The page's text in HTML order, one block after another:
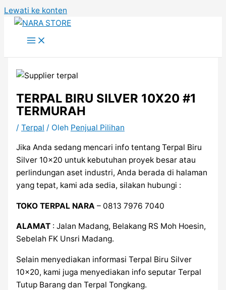
Lewati ke konten
TERPAL BIRU SILVER 10X20 #1
TERMURAH
/ Terpal / Oleh Penjual Pilihan
Jika Anda sedang mencari info tentang Terpal Biru
Silver 10×20 untuk kebutuhan proyek besar atau
perlindungan aset industri, Anda berada di halaman
yang tepat, kami ada sedia, silakan hubungi :
TOKO TERPAL NARA – 0813 7976 7040
ALAMAT: Jalan Madang, Belakang RS Moh Hoesin,
Sebelah FK Unsri Madang.
Selain menyediakan informasi Terpal Biru Silver
10×20, kami juga menyediakan info seputar Terpal
Tutup Barang dan Terpal Tongkang.